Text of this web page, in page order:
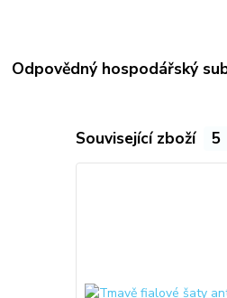
Odpovědný hospodářský
Související zboží 5